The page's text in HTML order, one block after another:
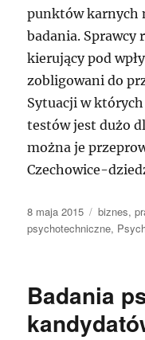
punktów karnych
badania. Sprawcy
kierujący pod
zobligowani do
Sytuacji w
testów jest dużo
można je
Czechowice-
Data
publikacji
8 maja 2015 Kategorie
biznes,
psychotechniczne,
Badania